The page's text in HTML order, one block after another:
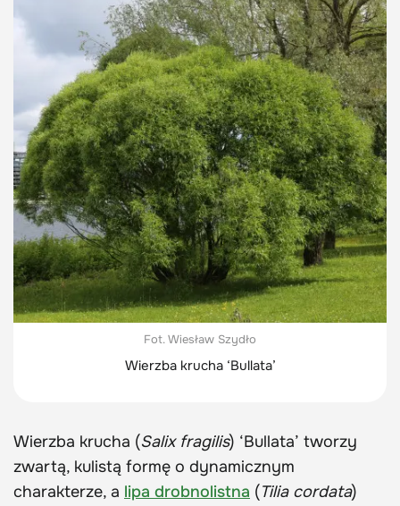
Fot. Wiesław Szydło
Wierzba krucha ‘Bullata’
Wierzba krucha (Salix fragilis) ‘Bullata’ tworzy
zwartą, kulistą formę o dynamicznym
charakterze, a lipa drobnolistna (Tilia cordata)